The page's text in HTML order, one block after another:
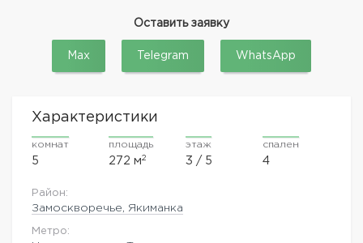
Оставить заявку
Max Telegram WhatsApp
Характеристики
комнат
5
площадь
272 м2
этаж
3 / 5
спален
4
Район:
Замоскворечье, Якиманка
Метро: